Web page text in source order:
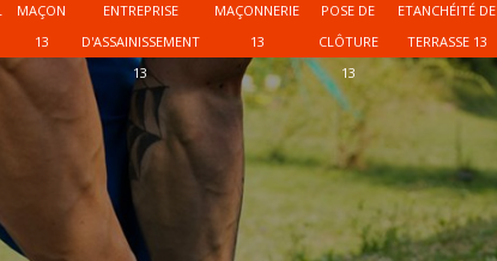
MAÇON
13
ENTREPRISE
D'ASSAINISSEMENT
13
MAÇONNERIE
13
POSE DE
CLÔTURE
13
ETANCHÉITÉ DE
TERRASSE 13